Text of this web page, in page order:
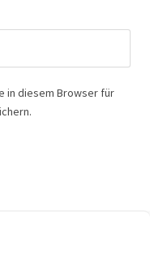
in diesem Browser für